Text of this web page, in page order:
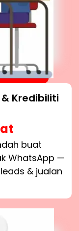
Kredibiliti
buat
WhatsApp —
& jualan